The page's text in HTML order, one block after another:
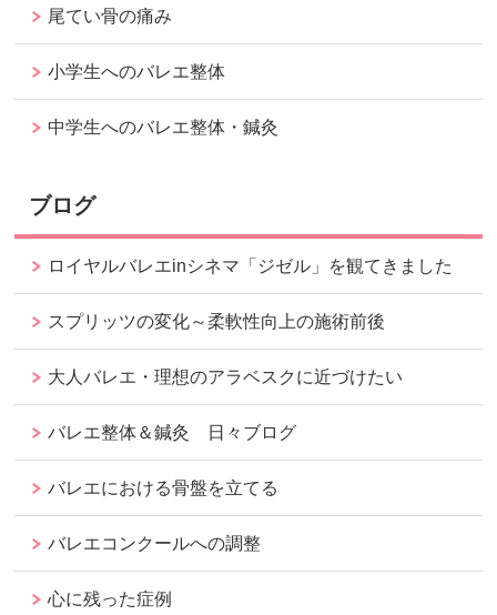
尾てい骨の痛み
小学生へのバレエ整体
中学生へのバレエ整体・鍼灸
ブログ
ロイヤルバレエinシネマ「ジゼル」を観てきました
スプリッツの変化～柔軟性向上の施術前後
大人バレエ・理想のアラベスクに近づけたい
バレエ整体＆鍼灸 日々ブログ
バレエにおける骨盤を立てる
バレエコンクールへの調整
心に残った症例